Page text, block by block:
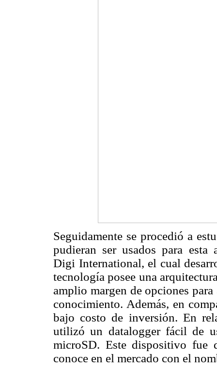
Seguidamente se procedió a
pudieran ser usados para esta
Digi International, el cual
tecnología posee una
amplio margen de opciones
conocimiento. Además, en
bajo costo de inversión. En
utilizó un datalogger fácil de
microSD. Este dispositivo fue
conoce en el mercado con el